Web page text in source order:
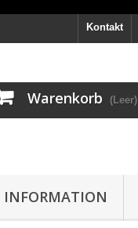
Kontakt
Warenkorb (Leer)
INFORMATION